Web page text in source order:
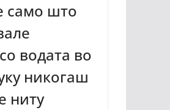
само што
водата во
никогаш
ниту